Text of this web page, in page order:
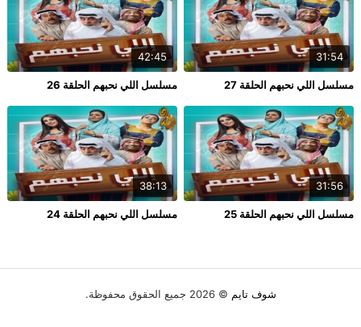
31:54
مسلسل اللي نحبهم الحلقة 27
42:45
مسلسل اللي نحبهم الحلقة 26
31:56
مسلسل اللي نحبهم الحلقة 25
38:13
مسلسل اللي نحبهم الحلقة 24
شوف تايم © 2026 جميع الحقوق محفوظة.